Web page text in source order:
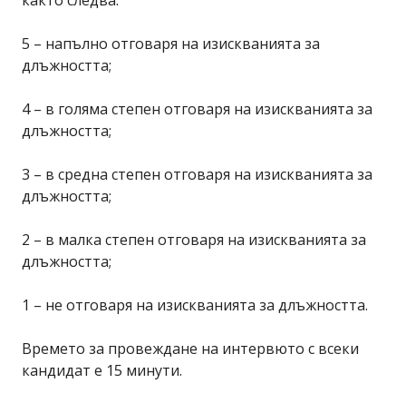
5 – напълно отговаря на изискванията за
длъжността;
4 – в голяма степен отговаря на изискванията за
длъжността;
3 – в средна степен отговаря на изискванията за
длъжността;
2 – в малка степен отговаря на изискванията за
длъжността;
1 – не отговаря на изискванията за длъжността.
Времето за провеждане на интервюто с всеки
кандидат е 15 минути.